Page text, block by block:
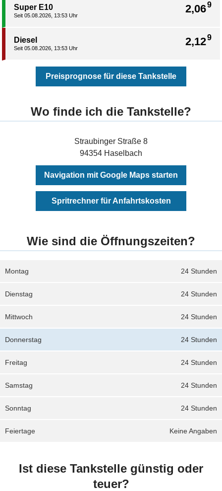
2,069
Super E10
Seit 05.08.2026, 13:53 Uhr
2,129
Diesel
Seit 05.08.2026, 13:53 Uhr
Preisprognose für diese Tankstelle
Wo finde ich die Tankstelle?
Straubinger Straße 8
94354 Haselbach
Navigation mit Google Maps starten
Spritrechner für Anfahrtskosten
Wie sind die Öffnungszeiten?
24 Stunden
Montag
24 Stunden
Dienstag
24 Stunden
Mittwoch
24 Stunden
Donnerstag
24 Stunden
Freitag
24 Stunden
Samstag
24 Stunden
Sonntag
Keine Angaben
Feiertage
Ist diese Tankstelle günstig oder
teuer?